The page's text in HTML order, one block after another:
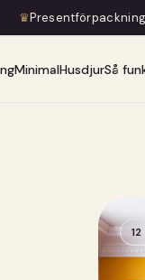
ingår ♛
MinimalHusdjurSå